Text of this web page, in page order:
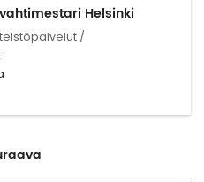
Helsinki
/